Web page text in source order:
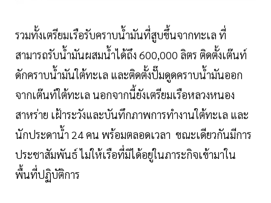
รวมทั้งเตรียมเรือรับคราบน้ำมันที่สูบขึ้นจากทะเล ที่
สามารถรับน้ำมันผสมน้ำได้ถึง 600,000 ลิตร ติดตั้งเต๊นท์
ดักคราบน้ำมันใต้ทะเล และติดตั้งปั๊มดูดคราบน้ำมันออก
จากเต๊นท์ใต้ทะเล นอกจากนี้ยังเตรียมเรือหลวงหนอง
สาหร่าย เฝ้าระวังและบันทึกภาพการทำงานใต้ทะเล และ
นักประดาน้ำ 24 คน พร้อมตลอดเวลา ขณะเดียวกันมีการ
ประชาสัมพันธ์ ไม่ให้เรือที่มิได้อยู่ในภาระกิจเข้ามาใน
พื้นที่ปฏิบัติการ